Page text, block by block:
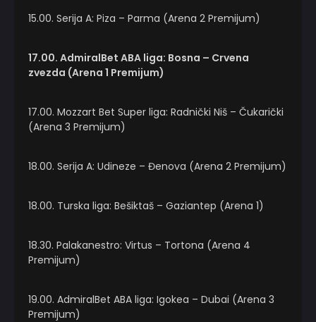
15.00. Serija A: Piza – Parma (Arena 2 Premijum)
17.00. AdmiralBet ABA liga: Bosna – Crvena
zvezda (Arena 1 Premijum)
17.00. Mozzart Bet Super liga: Radnički Niš – Čukarički
(Arena 3 Premijum)
18.00. Serija A: Udineze – Đenova (Arena 2 Premijum)
18.00. Turska liga: Bešiktaš – Gaziantep (Arena 1)
18.30. Palakanestro: Virtus – Tortona (Arena 4
Premijum)
19.00. AdmiralBet ABA liga: Igokea – Dubai (Arena 3
Premijum)